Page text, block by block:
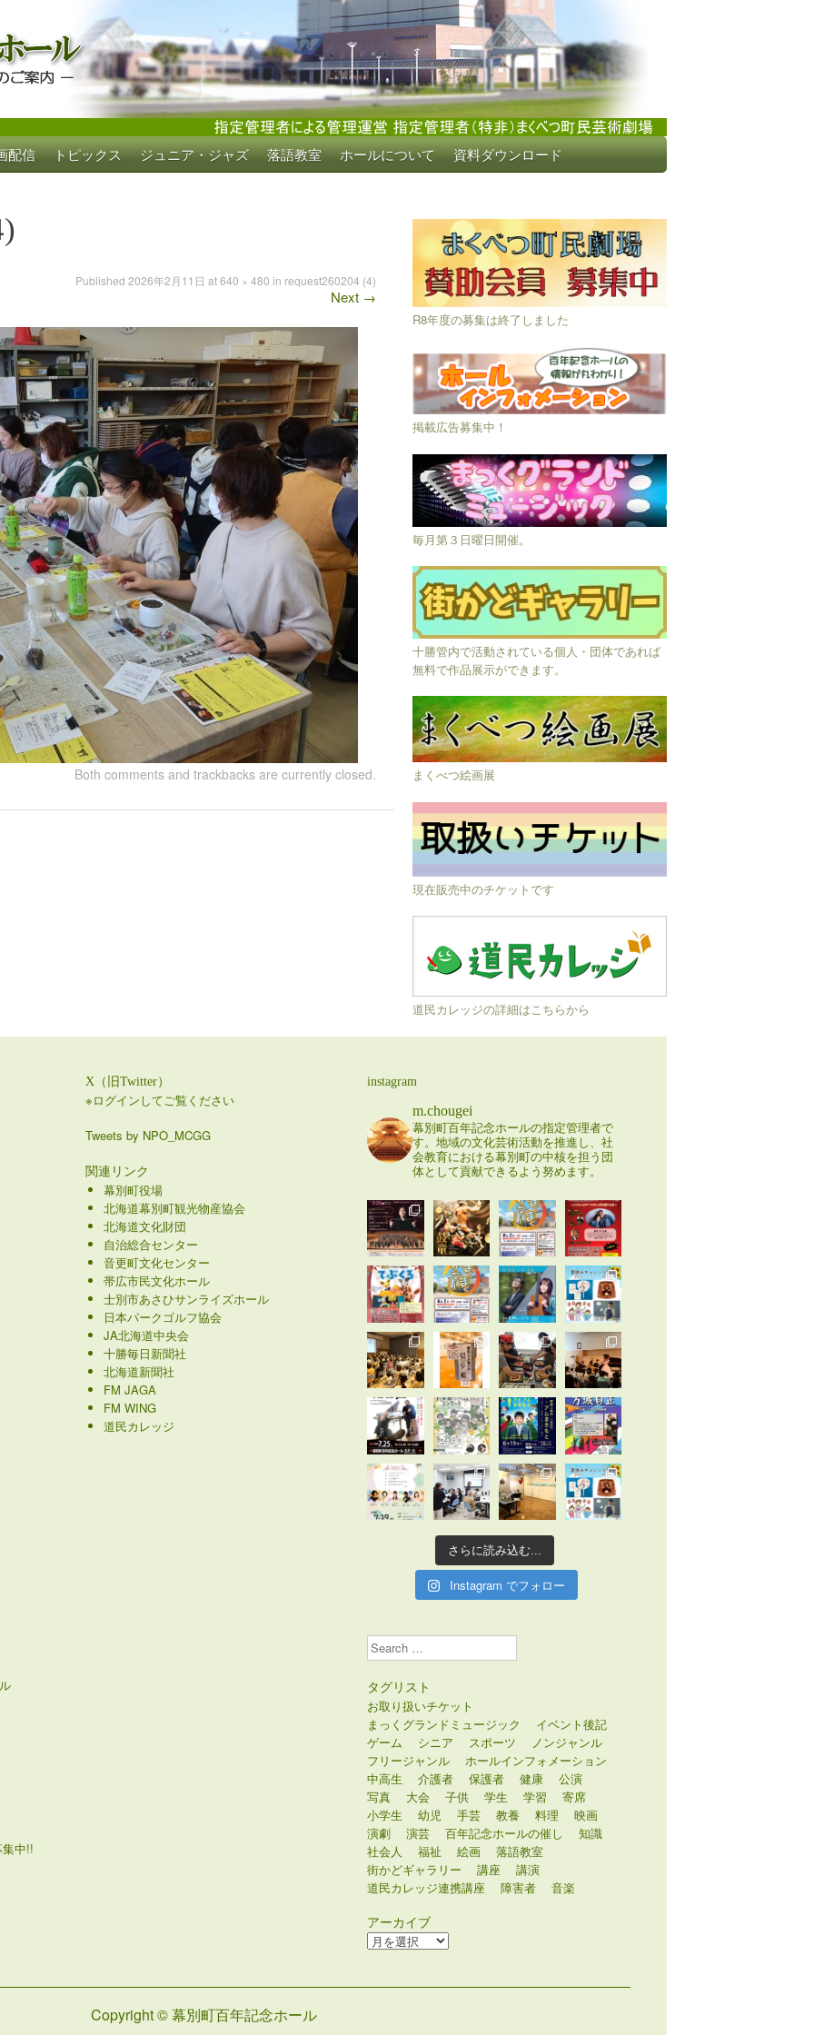
ール
配信 トピックス ジュニア・ジャズ 落語教室 ホールについて 資料ダウンロード
Published 2026年2月11日 at640 × 480 in request260204 (4)
Next →
Both comments and trackbacks are currently closed.
R8年度の募集は終了しました
掲載広告募集中！
毎月第３日曜日開催。
十勝管内で活動されている個人・団体であれば
無料で作品展示ができます。
まくべつ絵画展
現在販売中のチケットです
道民カレッジの詳細はこちらから
中!!
X（旧Twitter）
※ログインしてご覧ください
Tweets by NPO_MCGG
関連リンク
幕別町役場
北海道幕別町観光物産協会
北海道文化財団
自治総合センター
音更町文化センター
帯広市民文化ホール
士別市あさひサンライズホール
日本パークゴルフ協会
JA北海道中央会
十勝毎日新聞社
北海道新聞社
FM JAGA
FM WING
道民カレッジ
instagram
m.chougei
幕別町百年記念ホールの指定管理者で
す。地域の文化芸術活動を推進し、社
会教育における幕別町の中核を担う団
体として貢献できるよう努めます。
さらに読み込む...
Instagram でフォロー
Search
タグリスト
お取り扱いチケット
まっくグランドミュージック
イベント後記
ゲーム
シニア スポーツ
ノンジャンル
フリージャンル
ホールインフォメーション
中高生
介護者 保護者 健康
公演
写真
大会 子供 学生 学習
寄席
小学生
幼児 手芸 教養 料理
映画
演劇
演芸 百年記念ホールの催し
知識
社会人
福祉 絵画
落語教室
街かどギャラリー
講座
講演
道民カレッジ連携講座
障害者 音楽
アーカイブ
ア
Copyright © 幕別町百年記念ホール